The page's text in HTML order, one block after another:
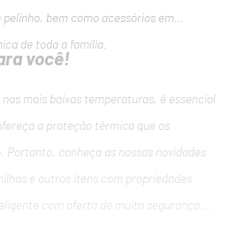
bem como acessórios em
de toda a família.
você!
mais baixas temperaturas, é essencial
a proteção térmica que os
Portanto, conheça as nossas novidades
e outros itens com propriedades
com oferta de muita segurança e